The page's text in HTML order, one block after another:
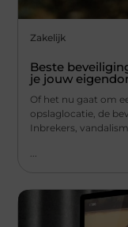
Zakelijk
Beste
je jouw
Of het nu gaat om
opslaglocatie, de
Inbrekers,
...